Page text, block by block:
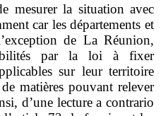
mesurer la situation avec
car les départements et
de La Réunion,
par la loi à fixer
sur leur territoire
matières pouvant relever
d’une lecture a contrario